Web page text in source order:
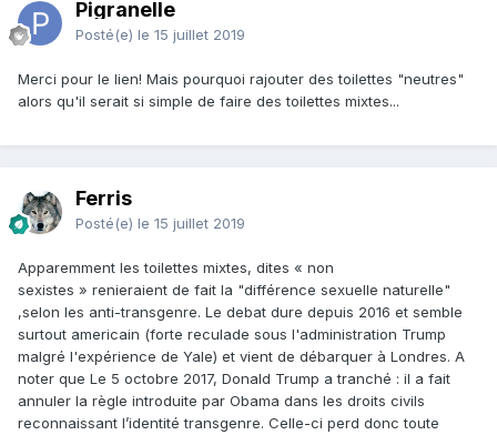
Pigranelle
Posté(e) le 15 juillet 2019
Merci pour le lien! Mais pourquoi rajouter des toilettes "neutres"
alors qu'il serait si simple de faire des toilettes mixtes...
Ferris
Posté(e) le 15 juillet 2019
Apparemment les toilettes mixtes, dites « non
sexistes » renieraient de fait la "différence sexuelle naturelle"
,selon les anti-transgenre. Le debat dure depuis 2016 et semble
surtout americain (forte reculade sous l'administration Trump
malgré l'expérience de Yale) et vient de débarquer à Londres. A
noter que Le 5 octobre 2017, Donald Trump a tranché : il a fait
annuler la règle introduite par Obama dans les droits civils
reconnaissant l’identité transgenre. Celle-ci perd donc toute